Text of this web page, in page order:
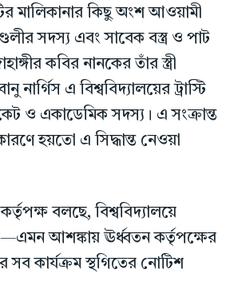
মালিকানার কিছু অংশ আওয়ামী
সদস্য এবং সাবেক বস্ত্র ও পাট
কবির নানকের তাঁর স্ত্রী
নার্গিস এ বিশ্ববিদ্যালয়ের ট্রাস্টি
ও একাডেমিক সদস্য। এ সংক্রান্ত
হয়তো এ সিদ্ধান্ত নেওয়া
বলছে, বিশ্ববিদ্যালয়ে
আশঙ্কায় ঊর্ধ্বতন কর্তৃপক্ষের
সব কার্যক্রম স্থগিতের নোটিশ